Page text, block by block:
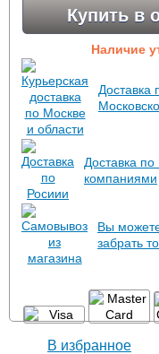
Купить в
Наличие
Доставка
Доставка
компаниями
Вы
забрать
В избранное